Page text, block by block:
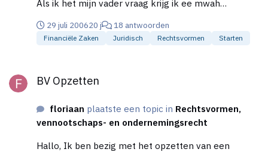
Als ik het mijn vader vraag krijg ik ee mwah
wilt me dat niet aan doen! Kunt u mij hierin wellicht
adviseren! Groetjes, Floriaan
29 juli 200620 j 18 antwoorden
Financiële Zaken Juridisch Rechtsvormen Starten
BV Opzetten
floriaan plaatste een topic in Rechtsvormen,
vennootschaps- en ondernemingsrecht
Hallo, Ik ben bezig met het opzetten van een